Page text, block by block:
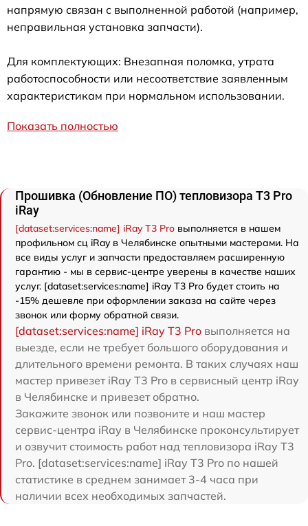
напрямую связан с выполненной работой (например,
неправильная установка запчасти).
Для комплектующих: Внезапная поломка, утрата
работоспособности или несоответствие заявленным
характеристикам при нормальном использовании.
Показать полностью
Прошивка (Обновление ПО) тепловизора T3 Pro
iRay
[dataset:services:name] iRay T3 Pro выполняется в нашем
профильном сц iRay в Челябинске опытными мастерами. На
все виды услуг и запчасти предоставляем расширенную
гарантию - мы в сервис-центре уверены в качестве наших
услуг. [dataset:services:name] iRay T3 Pro будет стоить на
-15% дешевле при оформлении заказа на сайте через
звонок или форму обратной связи.
[dataset:services:name] iRay T3 Pro выполняется на
выезде, если не требует большого оборудования и
длительного времени ремонта. В таких случаях наш
мастер привезет iRay T3 Pro в сервисный центр iRay
в Челябинске и привезет обратно.
Закажите звонок или позвоните и наш мастер
сервис-центра iRay в Челябинске проконсультирует
и озвучит стоимость работ над тепловизора iRay T3
Pro. [dataset:services:name] iRay T3 Pro по нашей
статистике в среднем занимает 3-4 часа при
наличии всех необходимых запчастей.